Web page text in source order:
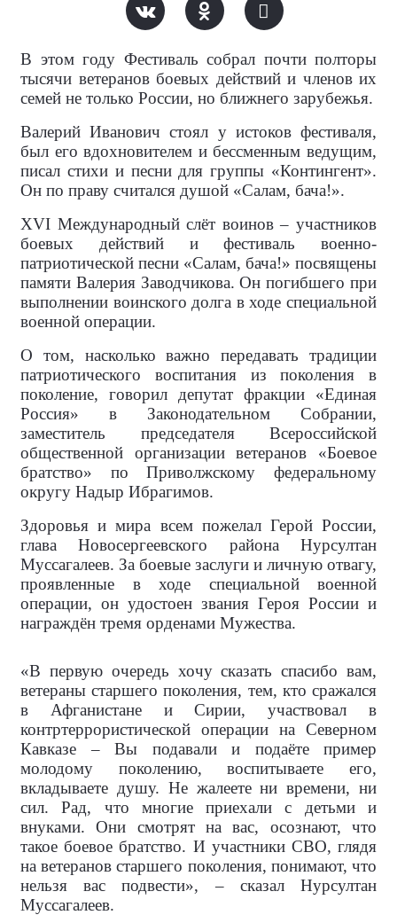
В этом году Фестиваль собрал почти полторы
тысячи ветеранов боевых действий и членов их
семей не только России, но ближнего зарубежья.
Валерий Иванович стоял у истоков фестиваля,
был его вдохновителем и бессменным ведущим,
писал стихи и песни для группы «Контингент».
Он по праву считался душой «Салам, бача!».
XVI Международный слёт воинов – участников
боевых действий и фестиваль военно-
патриотической песни «Салам, бача!» посвящены
памяти Валерия Заводчикова. Он погибшего при
выполнении воинского долга в ходе специальной
военной операции.
О том, насколько важно передавать традиции
патриотического воспитания из поколения в
поколение, говорил депутат фракции «Единая
Россия» в Законодательном Собрании,
заместитель председателя Всероссийской
общественной организации ветеранов «Боевое
братство» по Приволжскому федеральному
округу Надыр Ибрагимов.
Здоровья и мира всем пожелал Герой России,
глава Новосергеевского района Нурсултан
Муссагалеев. За боевые заслуги и личную отвагу,
проявленные в ходе специальной военной
операции, он удостоен звания Героя России и
награждён тремя орденами Мужества.
«В первую очередь хочу сказать спасибо вам,
ветераны старшего поколения, тем, кто сражался
в Афганистане и Сирии, участвовал в
контртеррористической операции на Северном
Кавказе – Вы подавали и подаёте пример
молодому поколению, воспитываете его,
вкладываете душу. Не жалеете ни времени, ни
сил. Рад, что многие приехали с детьми и
внуками. Они смотрят на вас, осознают, что
такое боевое братство. И участники СВО, глядя
на ветеранов старшего поколения, понимают, что
нельзя вас подвести», – сказал Нурсултан
Муссагалеев.